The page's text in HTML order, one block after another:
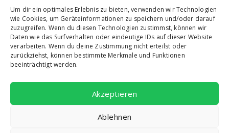
Um dir ein optimales Erlebnis zu bieten, verwenden wir Technologien
wie Cookies, um Geräteinformationen zu speichern und/oder darauf
zuzugreifen. Wenn du diesen Technologien zustimmst, können wir
Daten wie das Surfverhalten oder eindeutige IDs auf dieser Website
verarbeiten. Wenn du deine Zustimmung nicht erteilst oder
zurückziehst, können bestimmte Merkmale und Funktionen
beeinträchtigt werden.
Akzeptieren
Ablehnen
Verantwortung Vortrag Win-Win-Loops
Workshop